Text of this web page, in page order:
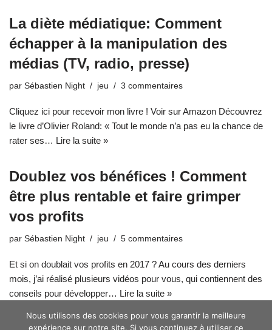
La diète médiatique: Comment
échapper à la manipulation des
médias (TV, radio, presse)
par Sébastien Night jeu 3 commentaires
Cliquez ici pour recevoir mon livre ! Voir sur Amazon Découvrez
le livre d’Olivier Roland: « Tout le monde n’a pas eu la chance de
rater ses… Lire la suite »
Doublez vos bénéfices ! Comment
être plus rentable et faire grimper
vos profits
par Sébastien Night jeu 5 commentaires
Et si on doublait vos profits en 2017 ? Au cours des derniers
mois, j’ai réalisé plusieurs vidéos pour vous, qui contiennent des
conseils pour développer… Lire la suite »
Nous utilisons des cookies pour vous garantir la meilleure
expérience sur notre site. Si vous continuez à utiliser ce